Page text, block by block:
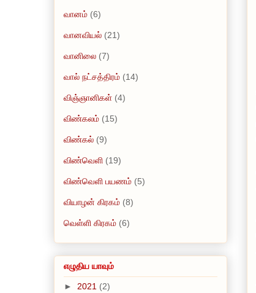
வானம் (6)
வானவியல் (21)
வானிலை (7)
வால் நட்சத்திரம் (14)
விஞ்ஞானிகள் (4)
விண்கலம் (15)
விண்கல் (9)
விண்வெளி (19)
விண்வெளி பயணம் (5)
வியாழன் கிரகம் (8)
வெள்ளி கிரகம் (6)
எழுதிய யாவும்
► 2021 (2)